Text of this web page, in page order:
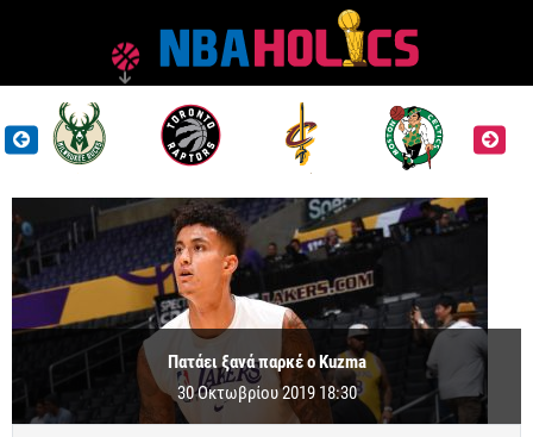
Πατάει ξανά παρκέ ο Kuzma
30 Οκτωβρίου 2019 18:30